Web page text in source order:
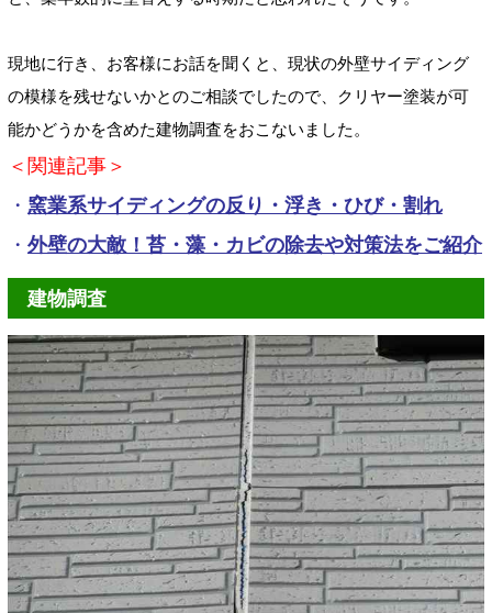
現地に行き、お客様にお話を聞くと、現状の外壁サイディング
の模様を残せないかとのご相談でしたので、クリヤー塗装が可
能かどうかを含めた建物調査をおこないました。
＜関連記事＞
・ 窯業系サイディングの反り・浮き・ひび・割れ
・ 外壁の大敵！苔・藻・カビの除去や対策法をご紹介
建物調査